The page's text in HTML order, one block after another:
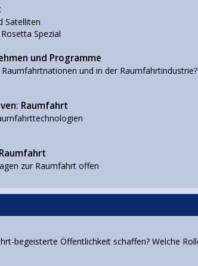
Satelliten
Rosetta Spezial
und Programme
und in der Raumfahrtindustrie?
Raumfahrt
zur Raumfahrt offen
begeisterte Öffentlichkeit schaffen? Welche